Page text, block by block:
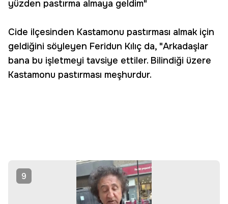
yüzden pastırma almaya geldim"
Cide ilçesinden Kastamonu pastırması almak için
geldiğini söyleyen Feridun Kılıç da, "Arkadaşlar
bana bu işletmeyi tavsiye ettiler. Bilindiği üzere
Kastamonu pastırması meşhurdur.
9